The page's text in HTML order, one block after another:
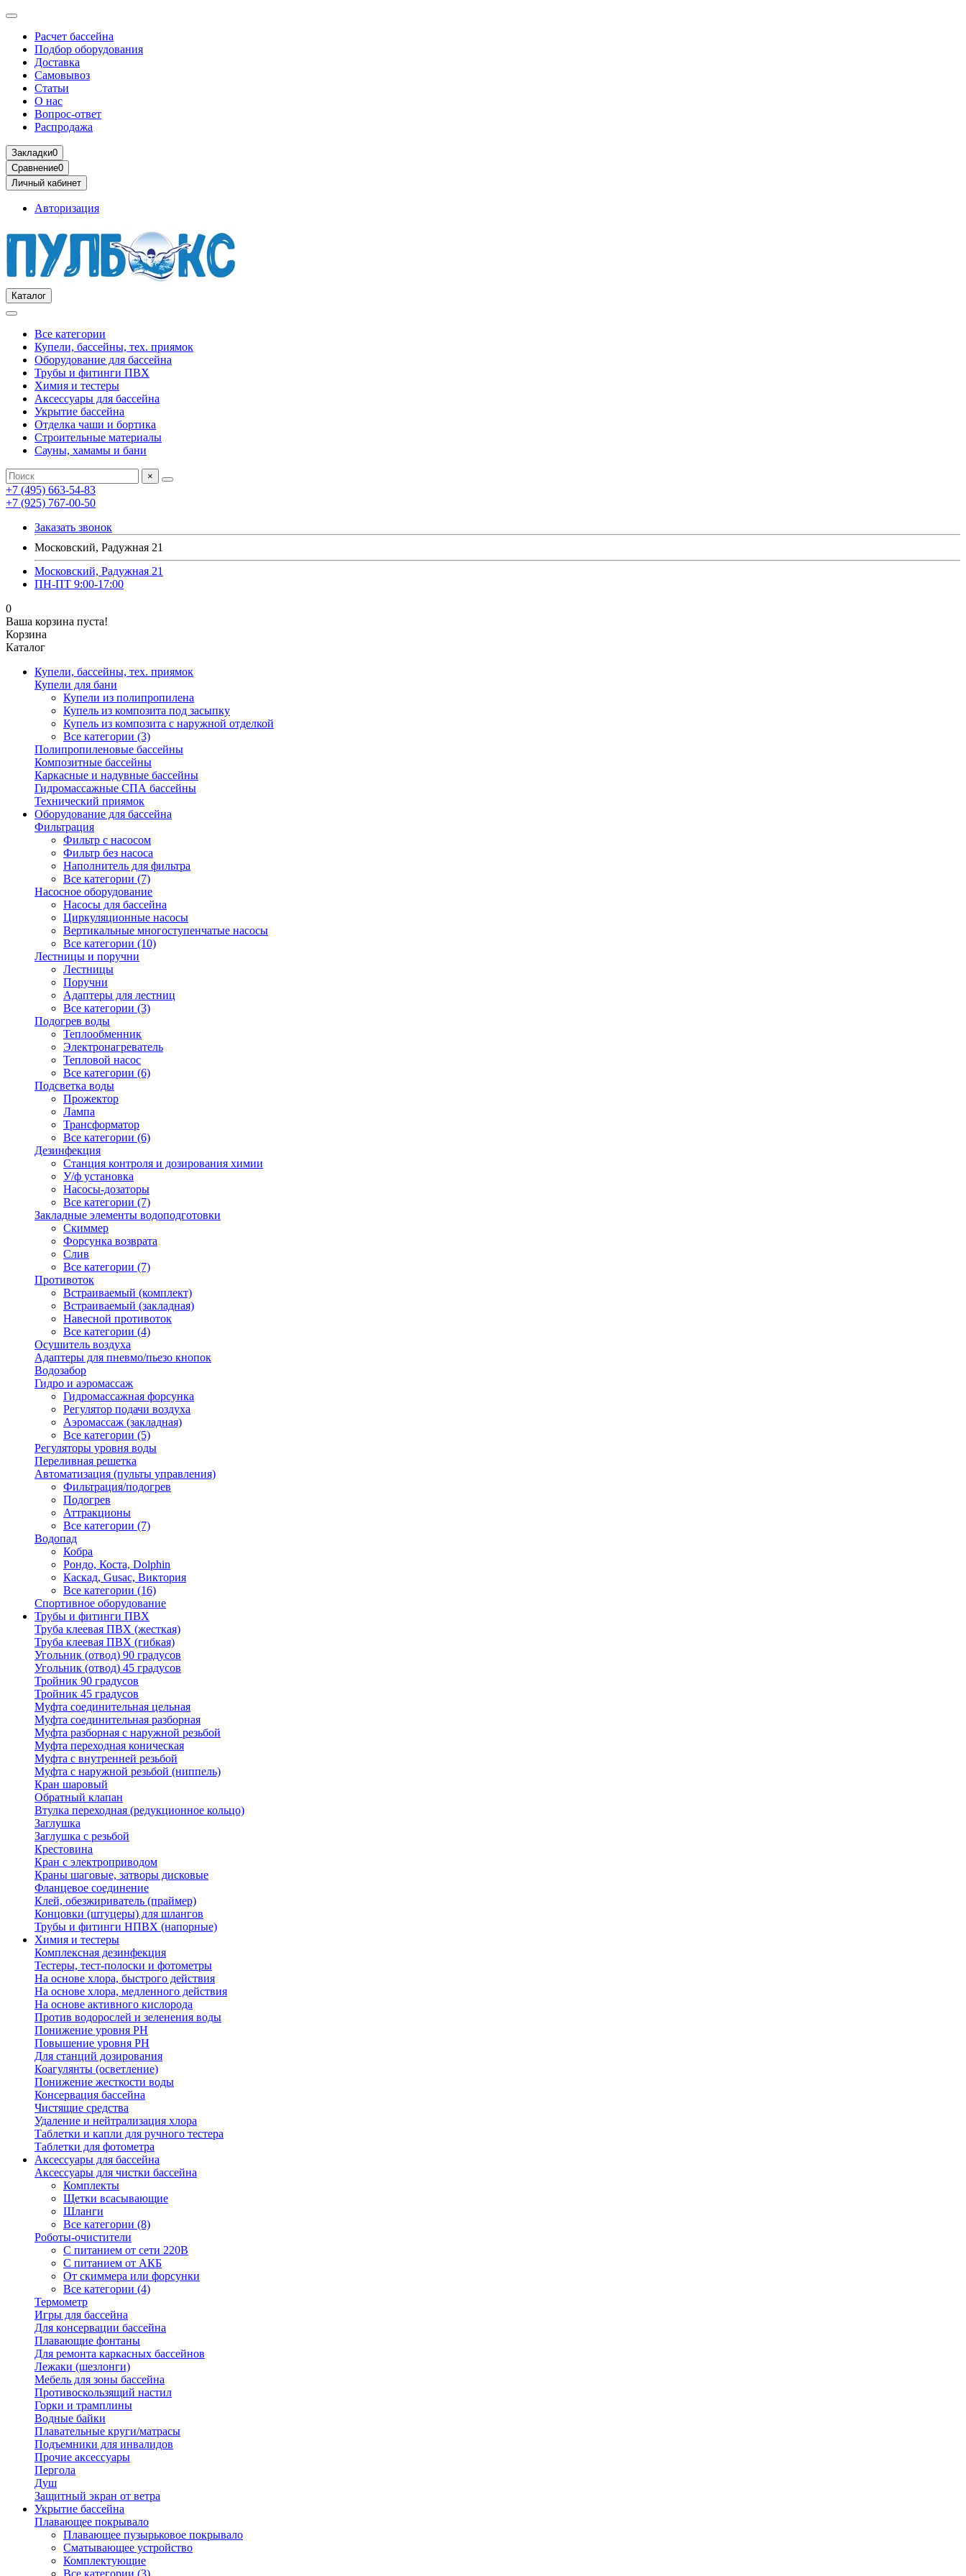
Расчет бассейна
Подбор оборудования
Доставка
Самовывоз
Статьи
О нас
Вопрос-ответ
Распродажа
Закладки0
Сравнение0
Личный кабинет
Авторизация
Каталог
Все категории
Купели, бассейны, тех. приямок
Оборудование для бассейна
Трубы и фитинги ПВХ
Химия и тестеры
Аксессуары для бассейна
Укрытие бассейна
Отделка чаши и бортика
Строительные материалы
Сауны, хамамы и бани
×
+7 (495) 663-54-83
+7 (925) 767-00-50
Заказать звонок
Московский, Радужная 21
Московский, Радужная 21
ПН-ПТ 9:00-17:00
0
Ваша корзина пуста!
Корзина
Каталог
Купели, бассейны, тех. приямок
Купели для бани
Купели из полипропилена
Купель из композита под засыпку
Купель из композита с наружной отделкой
Все категории (3)
Полипропиленовые бассейны
Композитные бассейны
Каркасные и надувные бассейны
Гидромассажные СПА бассейны
Технический приямок
Оборудование для бассейна
Фильтрация
Фильтр с насосом
Фильтр без насоса
Наполнитель для фильтра
Все категории (7)
Насосное оборудование
Насосы для бассейна
Циркуляционные насосы
Вертикальные многоступенчатые насосы
Все категории (10)
Лестницы и поручни
Лестницы
Поручни
Адаптеры для лестниц
Все категории (3)
Подогрев воды
Теплообменник
Электронагреватель
Тепловой насос
Все категории (6)
Подсветка воды
Прожектор
Лампа
Трансформатор
Все категории (6)
Дезинфекция
Станция контроля и дозирования химии
У/ф установка
Насосы-дозаторы
Все категории (7)
Закладные элементы водоподготовки
Скиммер
Форсунка возврата
Слив
Все категории (7)
Противоток
Встраиваемый (комплект)
Встраиваемый (закладная)
Навесной противоток
Все категории (4)
Осушитель воздуха
Адаптеры для пневмо/пьезо кнопок
Водозабор
Гидро и аэромассаж
Гидромассажная форсунка
Регулятор подачи воздуха
Аэромассаж (закладная)
Все категории (5)
Регуляторы уровня воды
Переливная решетка
Автоматизация (пульты управления)
Фильтрация/подогрев
Подогрев
Аттракционы
Все категории (7)
Водопад
Кобра
Рондо, Коста, Dolphin
Каскад, Gusac, Виктория
Все категории (16)
Спортивное оборудование
Трубы и фитинги ПВХ
Труба клеевая ПВХ (жесткая)
Труба клеевая ПВХ (гибкая)
Угольник (отвод) 90 градусов
Угольник (отвод) 45 градусов
Тройник 90 градусов
Тройник 45 градусов
Муфта соединительная цельная
Муфта соединительная разборная
Муфта разборная с наружной резьбой
Муфта переходная коническая
Муфта с внутренней резьбой
Муфта с наружной резьбой (ниппель)
Кран шаровый
Обратный клапан
Втулка переходная (редукционное кольцо)
Заглушка
Заглушка с резьбой
Крестовина
Кран с электроприводом
Краны шаговые, затворы дисковые
Фланцевое соединение
Клей, обезжириватель (праймер)
Концовки (штуцеры) для шлангов
Трубы и фитинги НПВХ (напорные)
Химия и тестеры
Комплексная дезинфекция
Тестеры, тест-полоски и фотометры
На основе хлора, быстрого действия
На основе хлора, медленного действия
На основе активного кислорода
Против водорослей и зеленения воды
Понижение уровня РН
Повышение уровня РН
Для станций дозирования
Коагулянты (осветление)
Понижение жесткости воды
Консервация бассейна
Чистящие средства
Удаление и нейтрализация хлора
Таблетки и капли для ручного тестера
Таблетки для фотометра
Аксессуары для бассейна
Аксессуары для чистки бассейна
Комплекты
Щетки всасывающие
Шланги
Все категории (8)
Роботы-очистители
С питанием от сети 220В
С питанием от АКБ
От скиммера или форсунки
Все категории (4)
Термометр
Игры для бассейна
Для консервации бассейна
Плавающие фонтаны
Для ремонта каркасных бассейнов
Лежаки (шезлонги)
Мебель для зоны бассейна
Противоскользящий настил
Горки и трамплины
Водные байки
Плавательные круги/матрасы
Подъемники для инвалидов
Прочие аксессуары
Пергола
Душ
Защитный экран от ветра
Укрытие бассейна
Плавающее покрывало
Плавающее пузырьковое покрывало
Сматывающее устройство
Комплектующие
Все категории (3)